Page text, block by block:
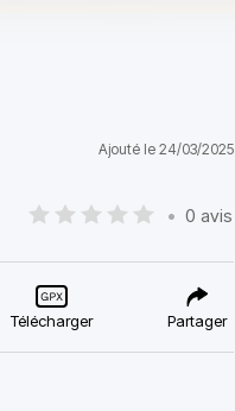
Ajouté le 24/03/2025
• 0 avis
Télécharger Partager